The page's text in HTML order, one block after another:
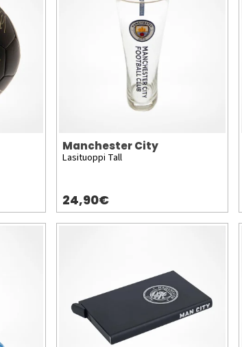
Manchester City
Lasituoppi Tall
24,90€